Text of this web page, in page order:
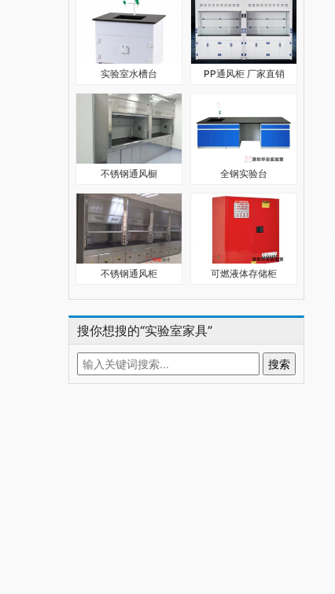
实验室水槽台 PP通风柜 厂家直销
不锈钢通风橱 全钢实验台
不锈钢通风柜 可燃液体存储柜
搜你想搜的“实验室家具”